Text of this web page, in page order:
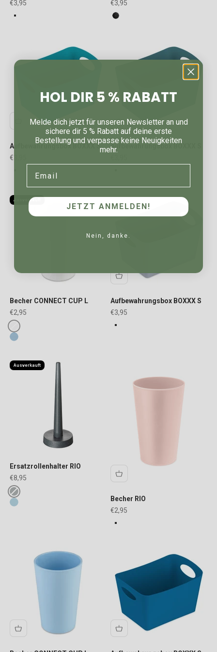
Angebot
€3,95
FARBE
Angebot
€3,95
FARBE
cosmos black
Aufbewahrungsbox BOXXX S
Angebot
€3,95
Aufbewahrungsbox BOXXX S
Ausverkauft
Becher CONNECT CUP L
Angebot
€2,95
Fake colours
cotton white
sweet blue
Aufbewahrungsbox BOXXX S
Angebot
€3,95
FARBE
Ausverkauft
Ersatzrollenhalter RIO
Angebot
€8,95
Fake colours
ash grey
blue
Becher RIO
Angebot
€2,95
FARBE
HOL DIR 5 % RABATT
Melde dich jetzt für unseren Newsletter an und
sichere dir 5 % Rabatt auf deine erste
Bestellung und verpasse keine Neuigkeiten
mehr.
Email
JETZT ANMELDEN!
Nein, danke.